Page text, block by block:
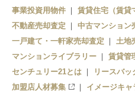
事業投資用物件
賃貸住宅（賃貸
不動産売却査定
中古マンション
一戸建て・一軒家売却査定
土地
マンションライブラリー
賃貸管
センチュリー21とは
リースバッ
加盟店人材募集
イメージキ